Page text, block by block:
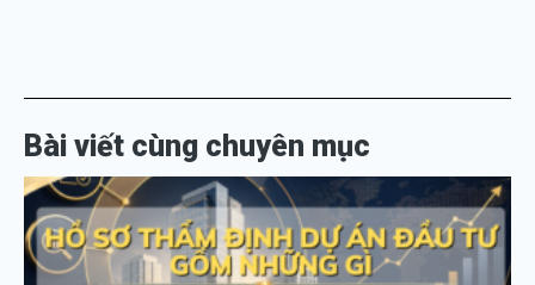
Bài viết cùng chuyên mục